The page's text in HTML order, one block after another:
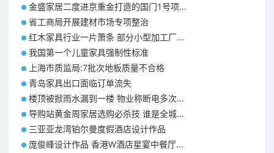
金盛家居二度进京重金打造的国门1号项...
省工商局开展建材市场专项整治
红木家具行业一片萧条 部分小型加工厂...
我国第一个儿童家具强制性标准
上海市质监局:7批次地板质量不合格
青岛家具出口面临订单流失
楼顶被掀雨水漏到一楼 物业称断电多次...
导购站黄金周家居选购必杀技 谁是全城...
三亚亚龙湾铂尔曼度假酒店设计作品
庞俊峰设计作品 香港W酒店星宴中餐厅...